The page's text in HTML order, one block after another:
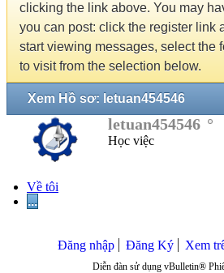
clicking the link above. You may
you can post: click the register link
start viewing messages, select the
to visit from the selection below.
Xem Hồ sơ: letuan454546
letuan454546
Học việc
Về tôi
...
Đăng nhập Đăng Ký Xem
Diễn đàn sử dụng vBulletin®